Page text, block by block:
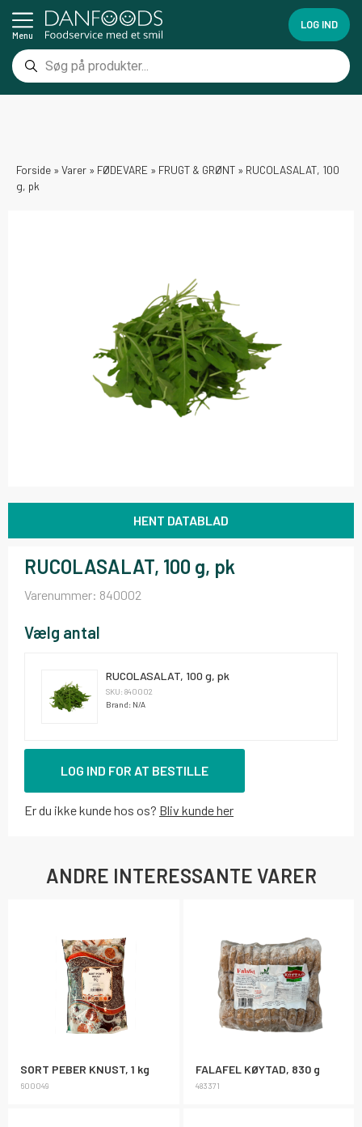
Menu
LOG IND
Forside » Varer » FØDEVARE » FRUGT & GRØNT » RUCOLASALAT, 100
g, pk
HENT DATABLAD
RUCOLASALAT, 100 g, pk
Varenummer: 840002
Vælg antal
RUCOLASALAT, 100 g, pk
SKU: 840002
Brand: N/A
LOG IND FOR AT BESTILLE
Er du ikke kunde hos os? Bliv kunde her
ANDRE INTERESSANTE VARER
SORT PEBER KNUST, 1 kg
600049
FALAFEL KØYTAD, 830 g
483371